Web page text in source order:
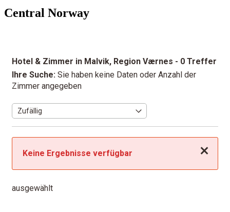
Central Norway
Hotel & Zimmer in Malvik, Region Værnes - 0 Treffer
Ihre Suche: Sie haben keine Daten oder Anzahl der
Zimmer angegeben
Schließen
Keine Ergebnisse verfügbar
ausgewählt